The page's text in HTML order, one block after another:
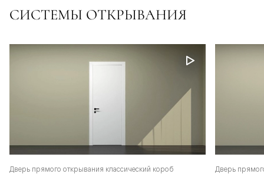
СИСТЕМЫ ОТКРЫВАНИЯ
Дверь прямого открывания классический короб Дверь